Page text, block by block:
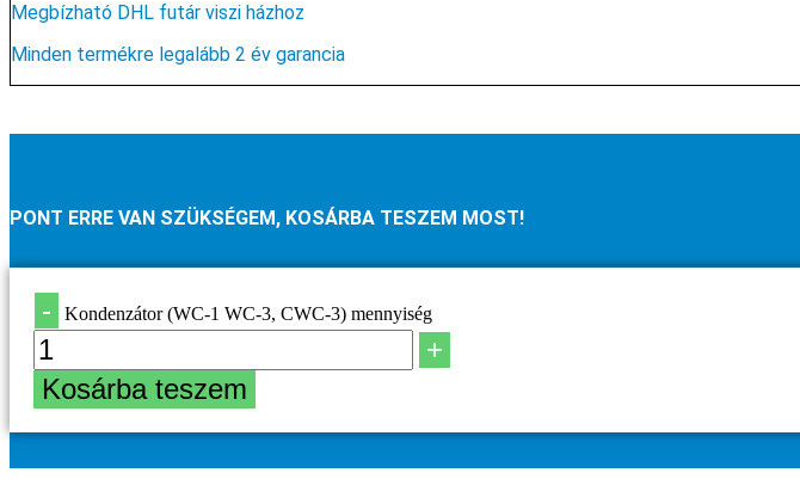
Megbízható DHL futár viszi házhoz
Minden termékre legalább 2 év garancia
PONT ERRE VAN SZÜKSÉGEM, KOSÁRBA TESZEM MOST!
- Kondenzátor (WC-1 WC-3, CWC-3) mennyiség
+
Kosárba teszem